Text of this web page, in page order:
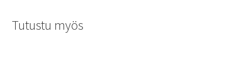
Tutustu myös